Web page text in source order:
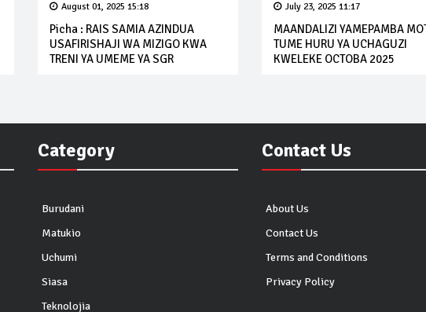
August 01, 2025 15:18
Picha : RAIS SAMIA AZINDUA
USAFIRISHAJI WA MIZIGO KWA
TRENI YA UMEME YA SGR
July 23, 2025 11:17
MAANDALIZI YAMEPAMBA
TUME HURU YA UCHAGUZI
KWELEKE OCTOBA 2025
Category
Burudani
Matukio
Uchumi
Siasa
Teknolojia
Contact Us
About Us
Contact Us
Terms and Conditions
Privacy Policy